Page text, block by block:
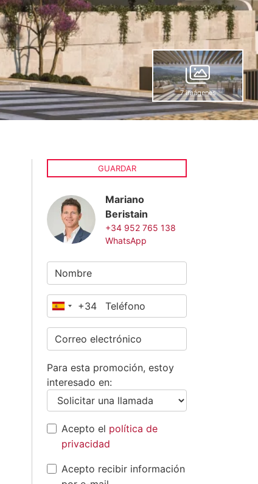
7 imágenes
GUARDAR
Mariano
Beristain
+34 952 765 138
WhatsApp
España
+34
Para esta promoción, estoy
interesado en:
Acepto el política de
privacidad
Acepto recibir información